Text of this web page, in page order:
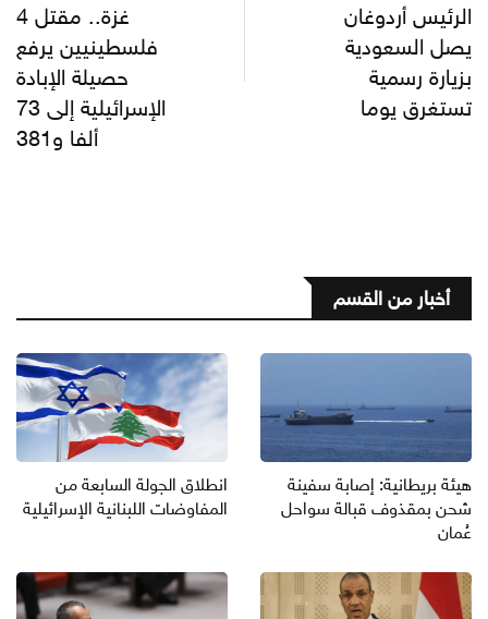
الرئيس أردوغان
يصل السعودية
بزيارة رسمية
تستغرق يوما
غزة.. مقتل 4
فلسطينيين يرفع
حصيلة الإبادة
الإسرائيلية إلى 73
ألفا و381
أخبار من القسم
هيئة بريطانية: إصابة سفينة
شحن بمقذوف قبالة سواحل
عُمان
انطلاق الجولة السابعة من
المفاوضات اللبنانية الإسرائيلية